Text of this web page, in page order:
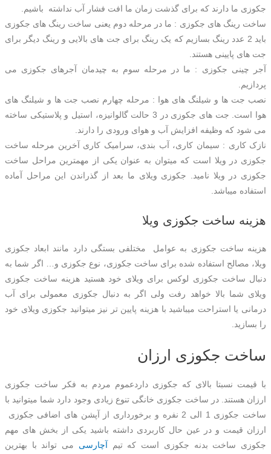
جکوزی ما دارند که برای گذشت زمان ما افت فشار آب نداشته باشیم.
ساخت رینگ های جکوزی : ما در مرحله دوم یعنی ساخت رینگ های جکوزی
باید 2 عدد رینگ بسازیم که یک رینگ برای جت های بالایی و رینگ دیگر برای
جت های پایینی هستند.
آجر چینی جکوزی : ما در مرحله سوم به چیدمان آجرهای جکوزی می
پردازیم.
نصب جت ها و شیلنگ های هوا : مرحله چهارم نصب جت ها و شیلنگ های
هوا است. جت های جکوزی در 3 حالت گالوانیزه، استیل و پلاستیکی ساخته
می شود که وظیفه افزایش آب و هوای ورودی را دارند.
نازک کاری : سیمان کاری، آب بندی، سرامیک کاری آخرین مرحله ساخت
جکوزی در ویلا است که میتوان به عنوان یکی از مهمترین مراحل ساخت
جکوزی در ویلا نامید. جکوزی ویلای ما بعد از گذراندن این مراحل آماده
استفاده میباشد.
هزینه ساخت جکوزی ویلا
هزینه ساخت جکوزی به عوامل مختلفی بستگی دارد مانند ابعاد جکوزی
ویلا، مصالح استفاده شده برای ساخت جکوزی، نوع جکوزی و… اگر شما به
دنبال ساخت جکوزی لوکس برای ویلای خود هستید هزینه ساخت جکوزی
ویلای شما بالا خواهد رفت ولی اگر به دنبال جکوزی معمولی برای آب
درمانی یا استراحت میباشید با هزینه پایین تر نیز میتوانید جکوزی ویلای خود
را بسازید.
ساخت جکوزی ارزان
با قیمت نسبتا بالای که جکوزی داردعموم مردم به فکر ساخت جکوزی
ارزان هستند. در ساخت جکوزی خانگی تنوع زیادی وجود دارد شما میتوانید با
ساخت جکوزی 1 الی 2 نفره و برخورداری از آپشن های اضافی جکوزی
ارزان قیمت و در عین حال کاربردی داشته باشید یکی از بخش های مهم
جکوزی ساخت بدنه جکوزی است که تیم
آچارسی می تواند با بهترین